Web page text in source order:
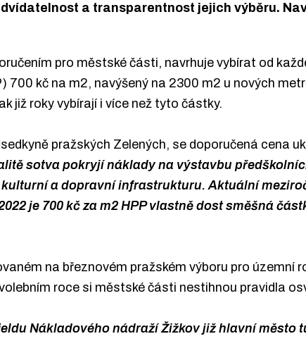
a transparentnost jejich výběru.
pro městské části, navrhuje vybírat od
700 kč na m2, navýšený na 2300 m2 u nových
již roky vybírají i více než tyto částky.
pražských Zelených, se doporučená cena
sotva pokryjí náklady na výstavbu
a dopravní infrastrukturu. Aktuální
je 700 kč za m2 HPP vlastně dost směšná
na březnovém pražském výboru pro územní
roce si městské části nestihnou pravidla
Nákladového nádraží Žižkov již hlavní město